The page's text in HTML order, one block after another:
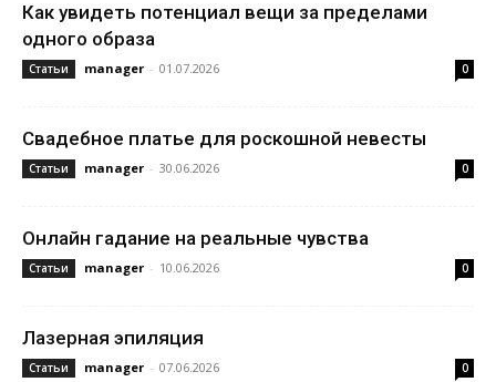
Как увидеть потенциал вещи за пределами
одного образа
Статьи manager - 01.07.2026 0
Свадебное платье для роскошной невесты
Статьи manager - 30.06.2026 0
Онлайн гадание на реальные чувства
Статьи manager - 10.06.2026 0
Лазерная эпиляция
Статьи manager - 07.06.2026 0